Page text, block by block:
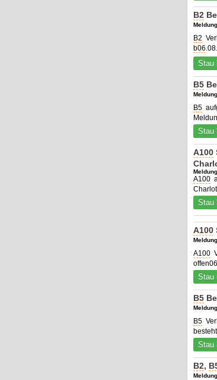
B2
B2
b06
Stau
B5
B5
Stau
A100
A100
Stau
A100
A100
Stau
B5
B5
Stau
B2,